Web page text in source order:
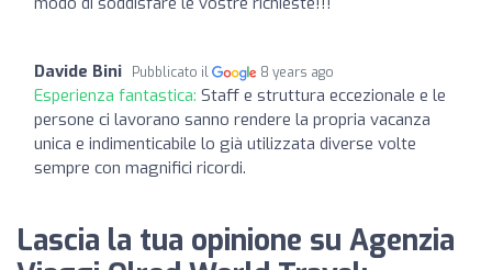
Davide Bini Pubblicato il 8 years ago
Esperienza fantastica: Staff e struttura eccezionale e le
persone ci lavorano sanno rendere la propria vacanza
unica e indimenticabile lo già utilizzata diverse volte
sempre con magnifici ricordi.
Lascia la tua opinione su Agenzia